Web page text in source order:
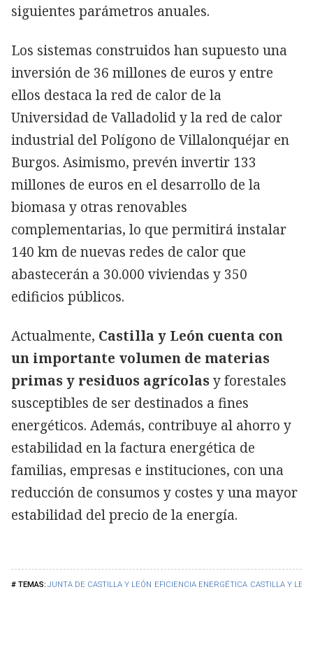
JUNTA DE CASTILLA Y LEÓN EFICIENCIA ENERGÉTICA CASTILLA Y
siguientes parámetros anuales.
Los sistemas construidos han supuesto una
inversión de 36 millones de euros y entre
ellos destaca la red de calor de la
Universidad de Valladolid y la red de calor
industrial del Polígono de Villalonquéjar en
Burgos. Asimismo, prevén invertir 133
millones de euros en el desarrollo de la
biomasa y otras renovables
complementarias, lo que permitirá instalar
140 km de nuevas redes de calor que
abastecerán a 30.000 viviendas y 350
edificios públicos.
Actualmente, Castilla y León cuenta con
un importante volumen de materias
primas y residuos agrícolasy forestales
susceptibles de ser destinados a fines
energéticos. Además, contribuye al ahorro y
estabilidad en la factura energética de
familias, empresas e instituciones, con una
reducción de consumos y costes y una mayor
estabilidad del precio de la energía.